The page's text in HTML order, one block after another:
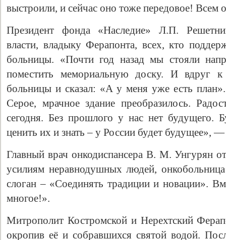
выстроили, и сейчас оно тоже передовое! Всем
Президент фонда «Наследие» Л.П.
власти, владыку Ферапонта, всех, кто
больницы. «Почти год назад мы стояли
поместить мемориальную доску. И вдруг
больницы и сказал: «А у меня уже есть
Серое, мрачное здание преобразилось.
сегодня. Без прошлого у нас нет будущего.
ценить их и знать – у России будет будущее»,
Главный врач онкодиспансера В. М. Унгурян
усилиям неравнодушных людей,
слоган – «Соединять традиции и новации».
многое!».
Митрополит Костромской и Нерехтский
окропив её и собравшихся святой водой.